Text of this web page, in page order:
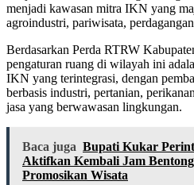
menjadi kawasan mitra IKN yang
agroindustri, pariwisata,
Berdasarkan Perda RTRW
pengaturan ruang di wilayah ini
IKN yang terintegrasi, dengan
berbasis industri, pertanian,
jasa yang berwawasan lingkungan.
Baca juga Bupati Kukar
Aktifkan Kembali Jam
Promosikan Wisata